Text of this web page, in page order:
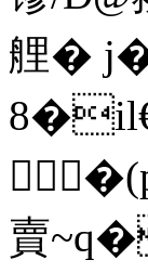
艃�
賣